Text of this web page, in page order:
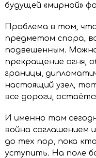
будущей «мирной»
Проблема в том,
предметом спора,
подвешенным.
прекращение огня,
границы,
настоящий узел,
все дороги,
И именно там
война соглашением
до тех пор, пока
уступить. На поле